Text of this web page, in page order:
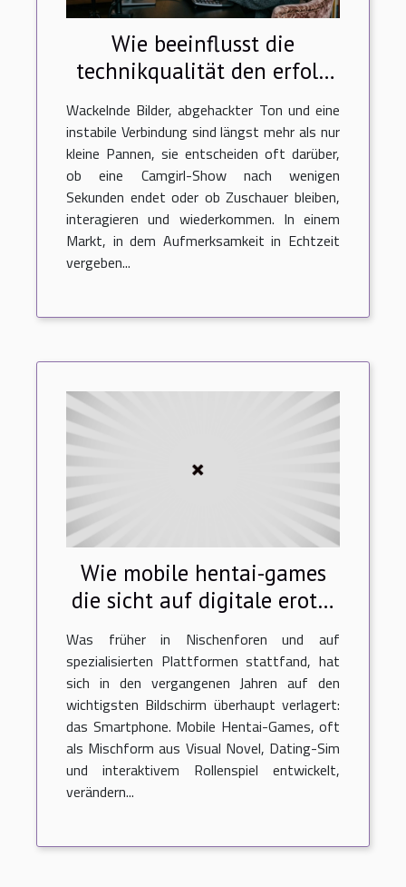
Wie beeinflusst die
technikqualität den erfolg
einer camgirl-show?
Wackelnde Bilder, abgehackter Ton und eine
instabile Verbindung sind längst mehr als nur
kleine Pannen, sie entscheiden oft darüber,
ob eine Camgirl-Show nach wenigen
Sekunden endet oder ob Zuschauer bleiben,
interagieren und wiederkommen. In einem
Markt, in dem Aufmerksamkeit in Echtzeit
vergeben...
Wie mobile hentai-games
die sicht auf digitale erotik
verändern
Was früher in Nischenforen und auf
spezialisierten Plattformen stattfand, hat
sich in den vergangenen Jahren auf den
wichtigsten Bildschirm überhaupt verlagert:
das Smartphone. Mobile Hentai-Games, oft
als Mischform aus Visual Novel, Dating-Sim
und interaktivem Rollenspiel entwickelt,
verändern...